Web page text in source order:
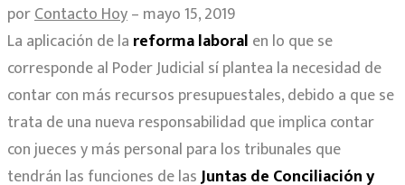
porContacto Hoy– mayo 15, 2019
La aplicación de la reforma laboral en lo que se
corresponde al Poder Judicial sí plantea la necesidad de
contar con más recursos presupuestales, debido a que se
trata de una nueva responsabilidad que implica contar
con jueces y más personal para los tribunales que
tendrán las funciones de lasJuntas de Conciliación y